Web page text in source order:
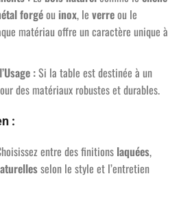
forgéou inox, le verreou le
matériau offre un caractère unique à
:Si la table est destinée à un
des matériaux robustes et durables.
:
entre des finitions laquées,
selon le style et l’entretien